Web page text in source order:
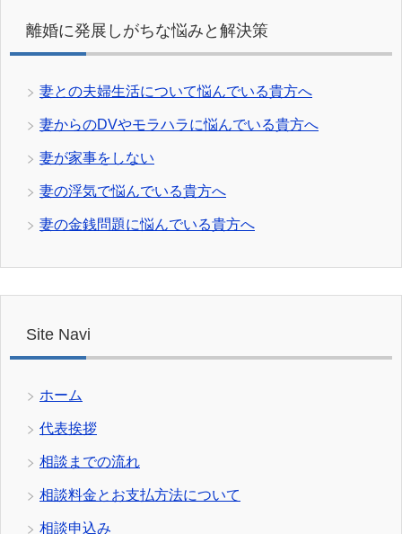
離婚に発展しがちな悩みと解決策
妻との夫婦生活について悩んでいる貴方へ
妻からのDVやモラハラに悩んでいる貴方へ
妻が家事をしない
妻の浮気で悩んでいる貴方へ
妻の金銭問題に悩んでいる貴方へ
Site Navi
ホーム
代表挨拶
相談までの流れ
相談料金とお支払方法について
相談申込み